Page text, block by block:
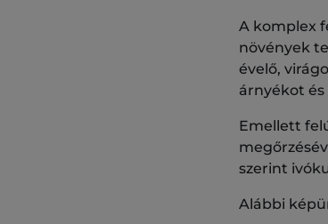
A komplex
növények
évelő,
árnyékot
Emellett
szerint
Alábbi